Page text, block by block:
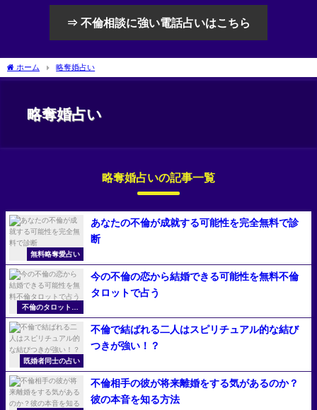
⇒ 不倫相談に強い電話占いはこちら
ホーム 略奪婚占い
略奪婚占い
略奪婚占いの記事一覧
無料略奪愛占い
あなたの不倫が成就する可能性を完全無料で診
断
不倫のタロット占
い
今の不倫の恋から結婚できる可能性を無料不倫
タロットで占う
既婚者同士の占い
不倫で結ばれる二人はスピリチュアル的な結び
つきが強い！？
不倫相手の彼が将来離婚をする気があるのか？
彼の本音を知る方法